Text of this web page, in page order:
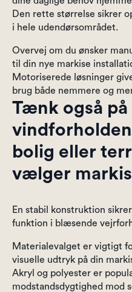
Den rette størrelse sikrer
i hele udendørsområdet.
Overvej om du ønsker
til din nye markise
Motoriserede løsninger
brug både nemmere og
Tænk også på
bolig eller
vælger
En stabil konstruktion
funktion i blæsende
Materialevalget er vigtigt
visuelle udtryk på din
Akryl og polyester er
modstandsdygtighed mod